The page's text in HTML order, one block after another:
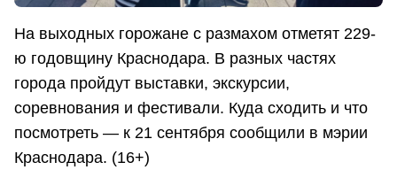
На выходных горожане с размахом отметят 229-
ю годовщину Краснодара. В разных частях
города пройдут выставки, экскурсии,
соревнования и фестивали. Куда сходить и что
посмотреть — к 21 сентября сообщили в мэрии
Краснодара. (16+)